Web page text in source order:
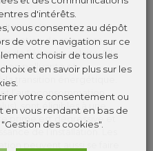
(exemple
de sa propre
de l’énergie solaire. Elle
non polluante et
transition énergétique.
l’autoconsommation
sont éligibles à une
prime est dégressive et
de l’installation. Les
d'intérêts.
vous consentez au dépôt
de votre navigation sur ce
choisir de tous les
et en savoir plus sur les
votre consentement ou
en vous rendant en bas de
des cookies".